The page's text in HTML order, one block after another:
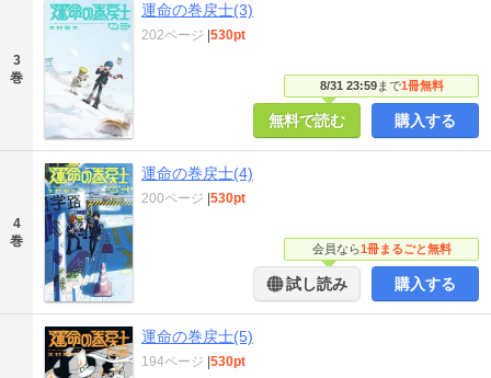
3
巻
運命の巻戻士(3)
8/31 23:59まで1冊無料
202ページ 530pt
無料で読む 購入する
4
巻
運命の巻戻士(4)
会員なら1冊まるごと無料
200ページ 530pt
試し読み 購入する
運命の巻戻士(5)
194ページ 530pt